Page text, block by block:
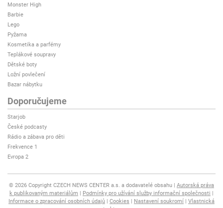
Monster High
Barbie
Lego
Pyžama
Kosmetika a parfémy
Teplákové soupravy
Dětské boty
Ložní povlečení
Bazar nábytku
Doporučujeme
Starjob
České podcasty
Rádio a zábava pro děti
Frekvence 1
Evropa 2
© 2026 Copyright CZECH NEWS CENTER a.s. a dodavatelé obsahu
Autorská práva
k publikovaným materiálům
Podmínky pro užívání služby informační společnosti
Informace o zpracování osobních údajů
Cookies Nastavení soukromí
Vlastnická